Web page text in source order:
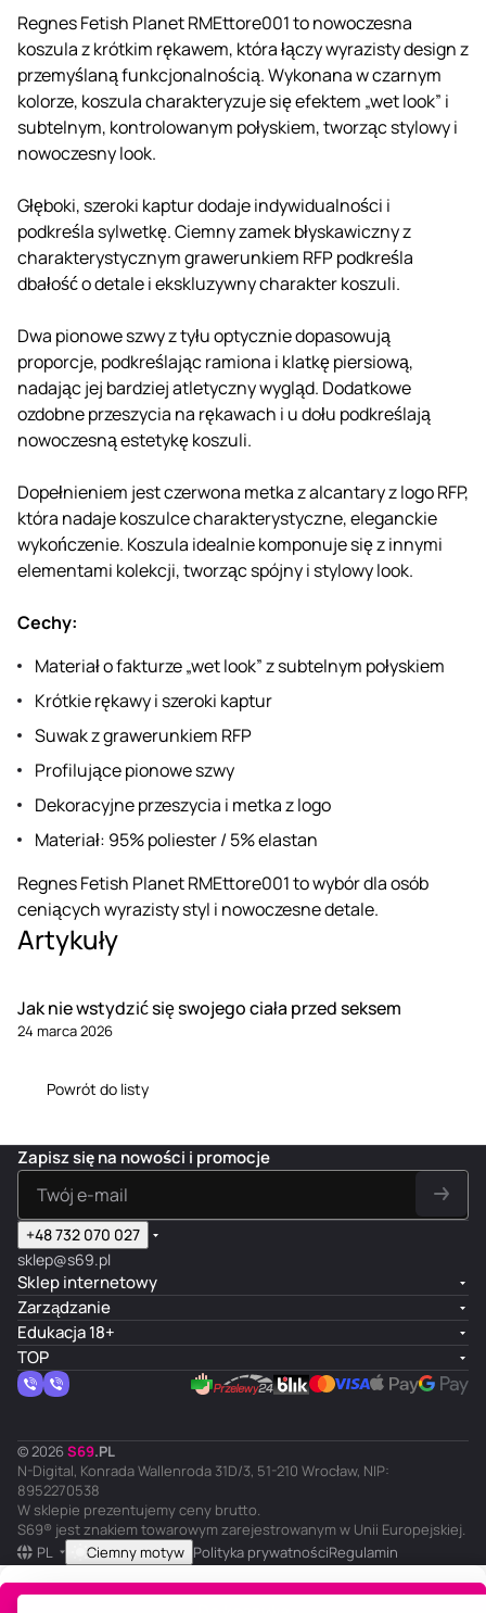
Regnes Fetish Planet RMEttore001 to nowoczesna
koszula z krótkim rękawem, która łączy wyrazisty design z
przemyślaną funkcjonalnością. Wykonana w czarnym
kolorze, koszula charakteryzuje się efektem „wet look” i
subtelnym, kontrolowanym połyskiem, tworząc stylowy i
nowoczesny look.
Głęboki, szeroki kaptur dodaje indywidualności i
podkreśla sylwetkę. Ciemny zamek błyskawiczny z
charakterystycznym grawerunkiem RFP podkreśla
dbałość o detale i ekskluzywny charakter koszuli.
Dwa pionowe szwy z tyłu optycznie dopasowują
proporcje, podkreślając ramiona i klatkę piersiową,
nadając jej bardziej atletyczny wygląd. Dodatkowe
ozdobne przeszycia na rękawach i u dołu podkreślają
nowoczesną estetykę koszuli.
Dopełnieniem jest czerwona metka z alcantary z logo RFP,
która nadaje koszulce charakterystyczne, eleganckie
wykończenie. Koszula idealnie komponuje się z innymi
elementami kolekcji, tworząc spójny i stylowy look.
Cechy:
Materiał o fakturze „wet look” z subtelnym połyskiem
Krótkie rękawy i szeroki kaptur
Suwak z grawerunkiem RFP
Profilujące pionowe szwy
Dekoracyjne przeszycia i metka z logo
Materiał: 95% poliester / 5% elastan
Regnes Fetish Planet RMEttore001 to wybór dla osób
ceniących wyrazisty styl i nowoczesne detale.
Artykuły
Jak nie wstydzić się swojego ciała przed seksem
24 marca 2026
Powrót do listy
Zapisz się na nowości i promocje
+48 732 070 027
sklep@s69.pl
Sklep internetowy
Zarządzanie
Edukacja 18+
TOP
© 2026 S69.PL
N-Digital, Konrada Wallenroda 31D/3, 51-210 Wrocław, NIP:
8952270538
W sklepie prezentujemy ceny brutto.
S69® jest znakiem towarowym zarejestrowanym w Unii Europejskiej.
PL
Ciemny motyw Polityka prywatnościRegulamin